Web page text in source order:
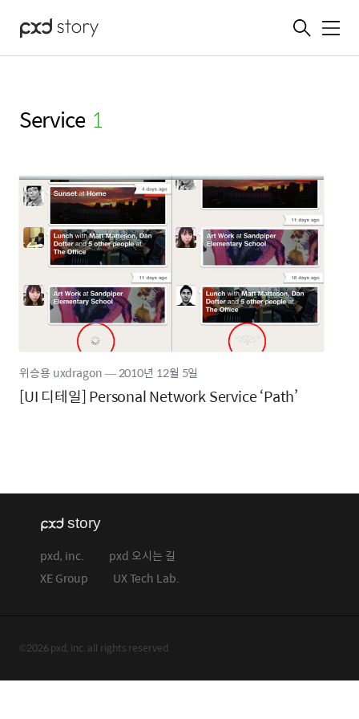
메뉴
Service (1)
[UI 디테일] Personal Network Service ‘Path’
위승용 uxdragon―2010년 12월 5일
pxd, inc.
pxd 오시는 길
XE Group
UX Tech Lab.
©2026 pxd, inc. all rights reserved.